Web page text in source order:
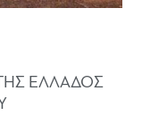
ΕΛΛΑΔΟΣ